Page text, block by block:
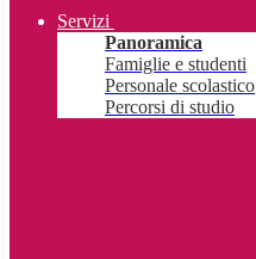
Servizi
Panoramica
Famiglie e studenti
Personale scolastico
Percorsi di studio